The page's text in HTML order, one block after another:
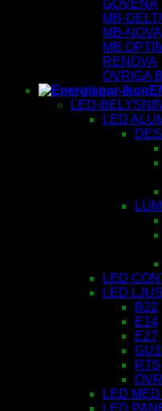
GOVENA
MB-
MB-NOVA
MB
RENOVA
ÖVRIGA
LED-
LED
LED
LED
B22
E14
E27
R7S
LED